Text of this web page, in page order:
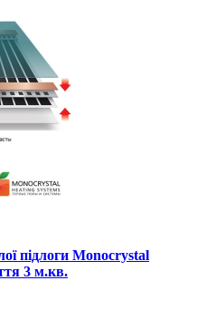
підлоги Monocrystal
3 м.кв.